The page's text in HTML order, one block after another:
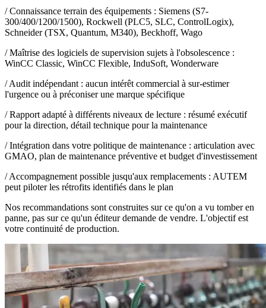
/ Connaissance terrain des équipements : Siemens (S7-
300/400/1200/1500), Rockwell (PLC5, SLC, ControlLogix),
Schneider (TSX, Quantum, M340), Beckhoff, Wago
/ Maîtrise des logiciels de supervision sujets à l'obsolescence :
WinCC Classic, WinCC Flexible, InduSoft, Wonderware
/ Audit indépendant : aucun intérêt commercial à sur-estimer
l'urgence ou à préconiser une marque spécifique
/ Rapport adapté à différents niveaux de lecture : résumé exécutif
pour la direction, détail technique pour la maintenance
/ Intégration dans votre politique de maintenance : articulation avec
GMAO, plan de maintenance préventive et budget d'investissement
/ Accompagnement possible jusqu'aux remplacements : AUTEM
peut piloter les rétrofits identifiés dans le plan
Nos recommandations sont construites sur ce qu'on a vu tomber en
panne, pas sur ce qu'un éditeur demande de vendre. L'objectif est
votre continuité de production.